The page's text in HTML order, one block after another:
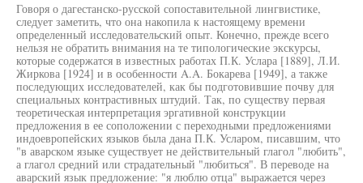
Говоря о дагестанско-русской сопоставительной лингвистике,
следует заметить, что она накопила к настоящему времени
определенный исследовательский опыт. Конечно, прежде всего
нельзя не обратить внимания на те типологические экскурсы,
которые содержатся в известных работах П.К. Услара [1889], Л.И.
Жиркова [1924] и в особенности A.A. Бокарева [1949], а также
последующих исследователей, как бы подготовившие почву для
специальных контрастивных штудий. Так, по существу первая
теоретическая интерпретация эргативной конструкции
предложения в ее соположении с переходными предложениями
индоевропейских языков была дана П.К. Усларом, писавшим, что
"в аварском языке существует не действительный глагол "любить",
а глагол средний или страдательный "любиться". В переводе на
аварский язык предложение: "я люблю отца" выражается через